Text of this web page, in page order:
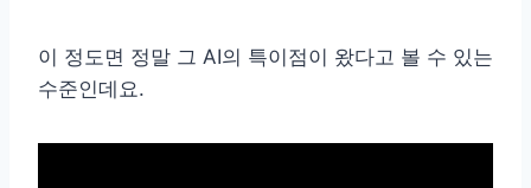
이 정도면 정말 그 AI의 특이점이 왔다고 볼 수 있는
수준인데요.